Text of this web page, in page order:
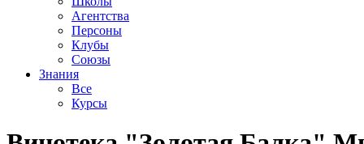
Агентства
Персоны
Клубы
Союзы
Знания
Все
Курсы